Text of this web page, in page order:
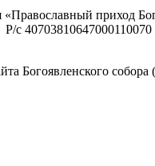
«Православный приход
Богоявленского